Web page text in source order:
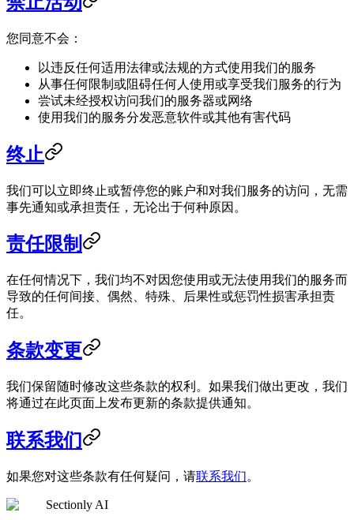
您同意不会：
以违反任何适用法律或法规的方式使用我们的服务
从事任何限制或阻碍任何人使用或享受我们服务的行为
尝试未经授权访问我们的服务器或网络
使用我们的服务分发恶意软件或其他有害代码
终止
我们可以立即终止或暂停您的账户和对我们服务的访问，无需
事先通知或承担责任，无论出于何种原因。
责任限制
在任何情况下，我们均不对因您使用或无法使用我们的服务而
导致的任何间接、偶然、特殊、后果性或惩罚性损害承担责
任。
条款变更
我们保留随时修改这些条款的权利。如果我们做出更改，我们
将通过在此页面上发布更新的条款提供通知。
联系我们
如果您对这些条款有任何疑问，请联系我们。
Sectionly AI